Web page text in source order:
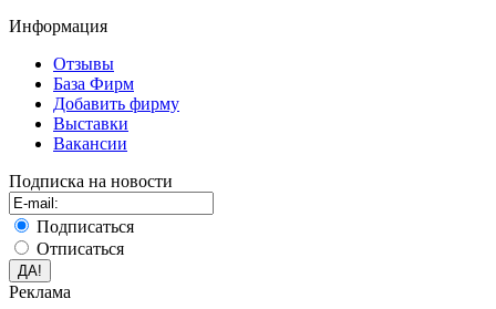
Информация
Отзывы
База Фирм
Добавить фирму
Выставки
Вакансии
Подписка на новости
Подписаться
Отписаться
Реклама